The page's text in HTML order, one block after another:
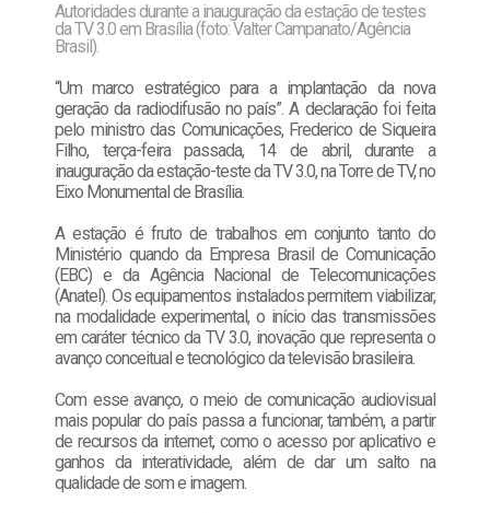
Autoridades durante a inauguração da estação de testes
da TV 3.0 em Brasília (foto: Valter Campanato/Agência
Brasil).
“Um marco estratégico para a implantação da nova
geração da radiodifusão no país”. A declaração foi feita
pelo ministro das Comunicações, Frederico de Siqueira
Filho, terça-feira passada, 14 de abril, durante a
inauguração da estação-teste da TV 3.0, na Torre de TV, no
Eixo Monumental de Brasília.
A estação é fruto de trabalhos em conjunto tanto do
Ministério quando da Empresa Brasil de Comunicação
(EBC) e da Agência Nacional de Telecomunicações
(Anatel). Os equipamentos instalados permitem viabilizar,
na modalidade experimental, o início das transmissões
em caráter técnico da TV 3.0, inovação que representa o
avanço conceitual e tecnológico da televisão brasileira.
Com esse avanço, o meio de comunicação audiovisual
mais popular do país passa a funcionar, também, a partir
de recursos da internet, como o acesso por aplicativo e
ganhos da interatividade, além de dar um salto na
qualidade de som e imagem.